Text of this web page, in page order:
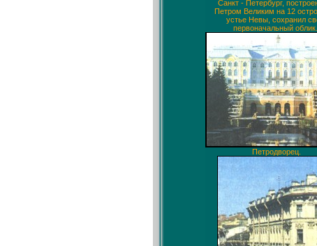
Санкт - Петербург,
Петром Великим на 12
устье Невы, сохранил
первоначальный облик.
Петродворец.